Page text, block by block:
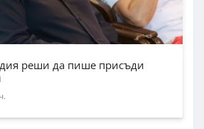
реши да пише присъди